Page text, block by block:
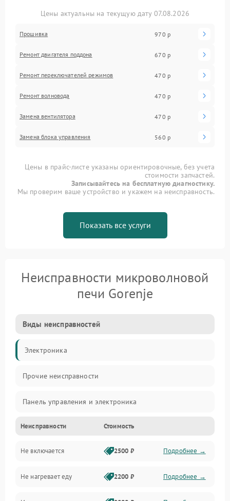
Цены актуальны на текущую дату 07.08.2026
Прошивка 970 р
Ремонт двигателя поддона 670 р
Ремонт переключателей режимов 470 р
Ремонт волновода 470 р
Замена вентилятора 470 р
Замена блока управления 560 р
Цены в прайс-листе указаны ориентировочные, без учета
стоимости запчастей.
Записывайтесь на бесплатную диагностику.
Мы проверим ваше устройство и укажем на неисправность.
Показать все услуги
Неисправности микроволновой
печи Gorenje
Виды неисправностей
Электроника
Прочие неисправности
Панель управления и электроника
Дверца и корпус
Механика и внутренние элементы
Механические повреждения
Неисправности Стоимость
Не включается 2500 ₽ Подробнее →
Не нагревает еду 2200 ₽ Подробнее →